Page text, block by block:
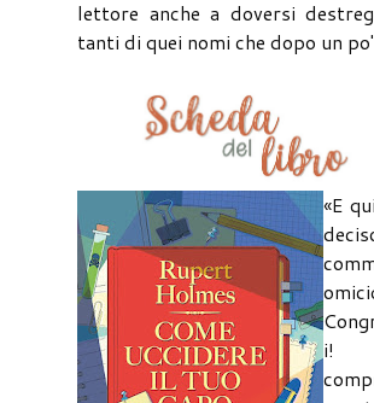
lettore anche a doversi
tanti di quei nomi che dopo un
«E
i!